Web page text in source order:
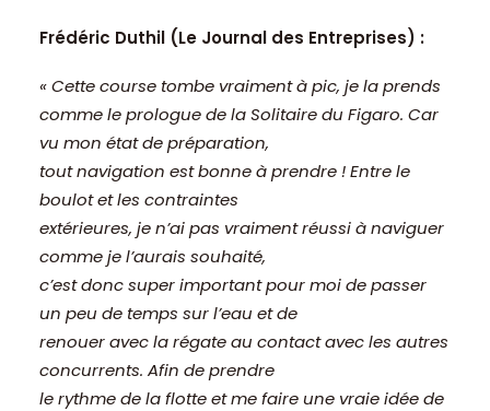
Frédéric Duthil (Le Journal des Entreprises) :
« Cette course tombe vraiment à pic, je la prends
comme le prologue de la Solitaire du Figaro. Car
vu mon état de préparation,
tout navigation est bonne à prendre ! Entre le
boulot et les contraintes
extérieures, je n’ai pas vraiment réussi à naviguer
comme je l’aurais souhaité,
c’est donc super important pour moi de passer
un peu de temps sur l’eau et de
renouer avec la régate au contact avec les autres
concurrents. Afin de prendre
le rythme de la flotte et me faire une vraie idée de